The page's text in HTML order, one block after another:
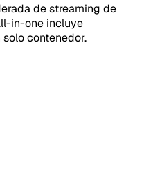
de streaming de
in-one incluye
contenedor.